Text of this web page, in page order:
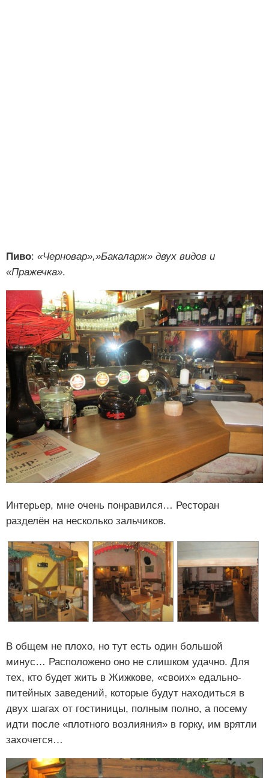
Пиво: «Черновар»,»Бакаларж» двух видов и
«Пражечка».
Интерьер, мне очень понравился… Ресторан
разделён на несколько зальчиков.
В общем не плохо, но тут есть один большой
минус… Расположено оно не слишком удачно. Для
тех, кто будет жить в Жижкове, «своих» едально-
питейных заведений, которые будут находиться в
двух шагах от гостиницы, полным полно, а посему
идти после «плотного возлияния» в горку, им врятли
захочется…